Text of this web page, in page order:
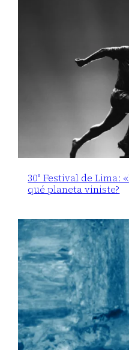
30° Festival de Lima:
qué planeta viniste?